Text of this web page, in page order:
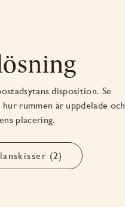
disposition. Se
rummen är uppdelade och
placering.
(2)